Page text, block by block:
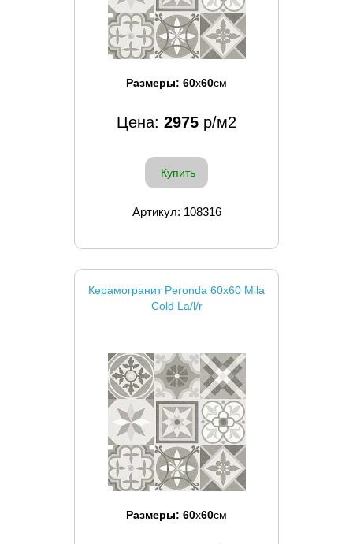
Размеры: 60x60см
Цена: 2975 р/м2
Купить
Артикул: 108316
Керамогранит Peronda 60x60 Mila
Cold La/l/r
Размеры: 60x60см